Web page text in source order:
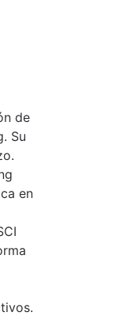
de
Su
en